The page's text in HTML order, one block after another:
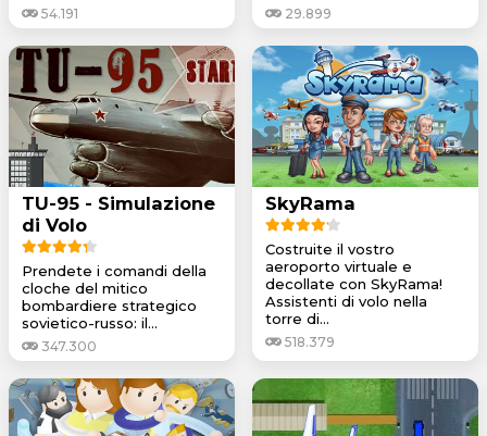
54.191 29.899
TU-95 - Simulazione
di Volo
Prendete i comandi della
cloche del mitico
bombardiere strategico
sovietico-russo: il...
347.300
SkyRama
Costruite il vostro
aeroporto virtuale e
decollate con SkyRama!
Assistenti di volo nella
torre di...
518.379